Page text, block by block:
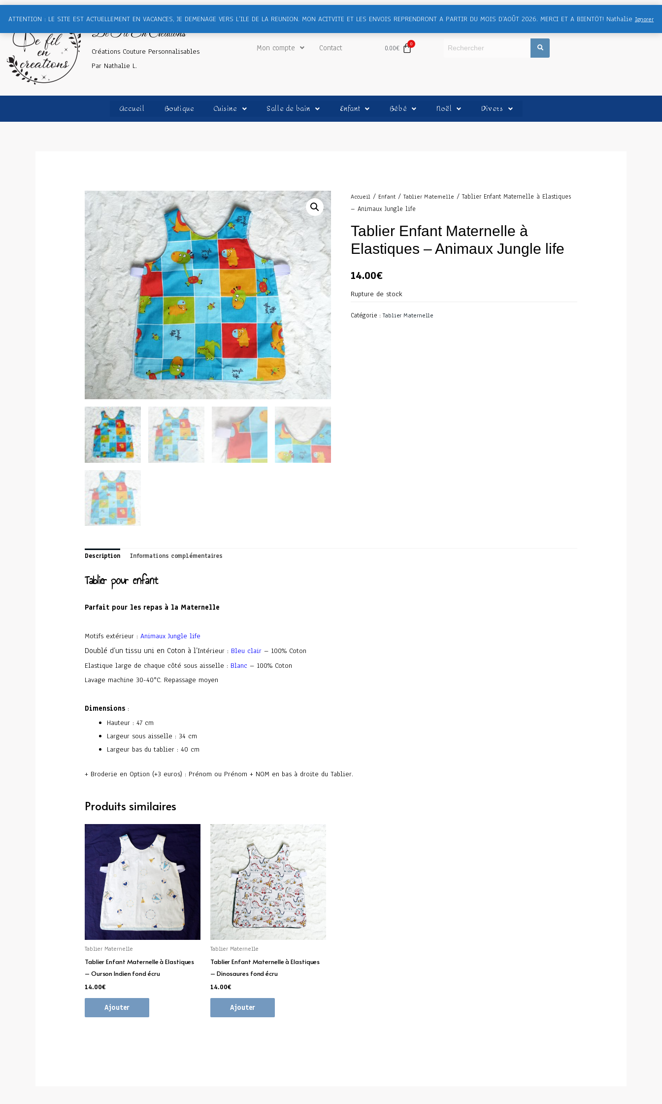
De Fil En Créations
Créations Couture Personnalisables
Par Nathalie L.
Mon compte Contact 0.00€
Accueil Boutique Cuisine Salle de bain Enfant Bébé Noël Divers
Accueil / Enfant/ Tablier Maternelle / Tablier Enfant Maternelle à Elastiques
– Animaux Jungle life
Tablier Enfant Maternelle à
Elastiques – Animaux Jungle life
14.00€
Rupture de stock
Catégorie : Tablier Maternelle
Description Informations complémentaires
Tablier pour enfant
Parfait pour les repas à la Maternelle
Motifs extérieur :Animaux Jungle life
Doublé d’un tissu uni en Coton à l’Intérieur : Bleu clair – 100% Coton
Elastique large de chaque côté sous aisselle : Blanc – 100% Coton
Lavage machine 30-40°C. Repassage moyen
Dimensions :
Hauteur : 47 cm
Largeur sous aisselle : 34 cm
Largeur bas du tablier : 40 cm
+ Broderie en Option (+3 euros) : Prénom ou Prénom + NOM en bas à droite du Tablier.
Produits similaires
Tablier Maternelle
Tablier Enfant Maternelle à Elastiques
– Ourson Indien fond écru
14.00€
Ajouter
Tablier Maternelle
Tablier Enfant Maternelle à Elastiques
– Dinosaures fond écru
14.00€
Ajouter
ATTENTION : LE SITE EST ACTUELLEMENT EN VACANCES, JE DEMENAGE VERS L’ILE DE LA REUNION. MON ACITVITE ET LES ENVOIS REPRENDRONT A PARTIR DU MOIS D’AOÛT 2026. MERCI ET A BIENTÖT! Nathalie Ignorer